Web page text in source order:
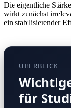
Die eigentliche
wirkt zunächst
ein stabilisierender
ÜBERBLICK
für